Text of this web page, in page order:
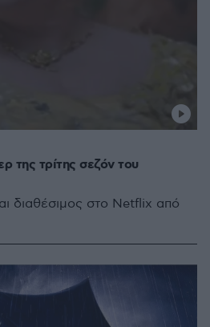
της τρίτης σεζόν του
διαθέσιμος στο Netflix από